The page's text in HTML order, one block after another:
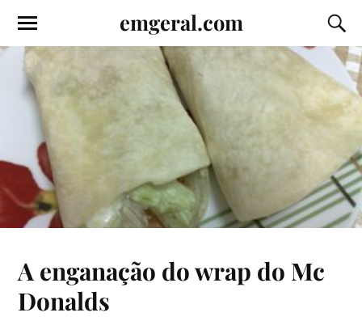
emgeral.com
A enganação do wrap do Mc
Donalds